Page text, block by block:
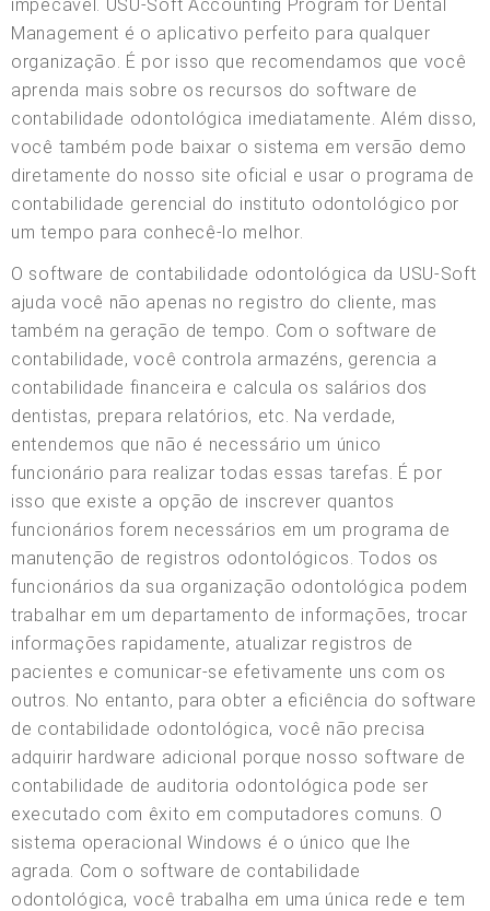
impecável. USU-Soft Accounting Program for Dental
Management é o aplicativo perfeito para qualquer
organização. É por isso que recomendamos que você
aprenda mais sobre os recursos do software de
contabilidade odontológica imediatamente. Além disso,
você também pode baixar o sistema em versão demo
diretamente do nosso site oficial e usar o programa de
contabilidade gerencial do instituto odontológico por
um tempo para conhecê-lo melhor.
O software de contabilidade odontológica da USU-Soft
ajuda você não apenas no registro do cliente, mas
também na geração de tempo. Com o software de
contabilidade, você controla armazéns, gerencia a
contabilidade financeira e calcula os salários dos
dentistas, prepara relatórios, etc. Na verdade,
entendemos que não é necessário um único
funcionário para realizar todas essas tarefas. É por
isso que existe a opção de inscrever quantos
funcionários forem necessários em um programa de
manutenção de registros odontológicos. Todos os
funcionários da sua organização odontológica podem
trabalhar em um departamento de informações, trocar
informações rapidamente, atualizar registros de
pacientes e comunicar-se efetivamente uns com os
outros. No entanto, para obter a eficiência do software
de contabilidade odontológica, você não precisa
adquirir hardware adicional porque nosso software de
contabilidade de auditoria odontológica pode ser
executado com êxito em computadores comuns. O
sistema operacional Windows é o único que lhe
agrada. Com o software de contabilidade
odontológica, você trabalha em uma única rede e tem